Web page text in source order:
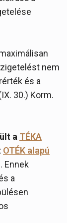
nem
és a
30.) Korm.
a TÉKA
OTÉK alapú
. Ennek
a